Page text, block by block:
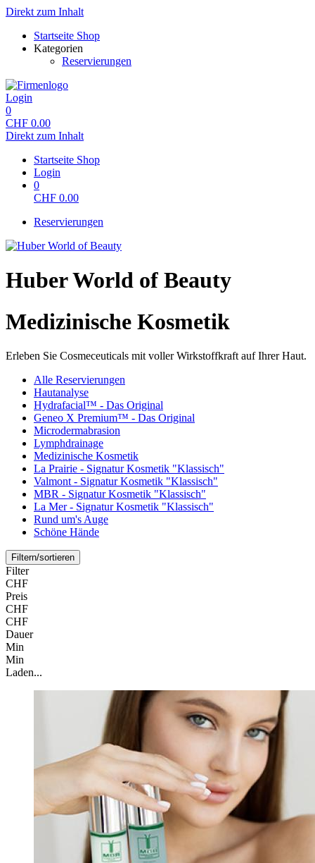
Direkt zum Inhalt
Startseite Shop
Kategorien
Reservierungen
Login
0
CHF 0.00
Direkt zum Inhalt
Startseite Shop
Login
0
CHF 0.00
Reservierungen
Huber World of Beauty
Medizinische Kosmetik
Erleben Sie Cosmeceuticals mit voller Wirkstoffkraft auf Ihrer Haut.
Alle Reservierungen
Hautanalyse
Hydrafacial™ - Das Original
Geneo X Premium™ - Das Original
Microdermabrasion
Lymphdrainage
Medizinische Kosmetik
La Prairie - Signatur Kosmetik "Klassisch"
Valmont - Signatur Kosmetik "Klassisch"
MBR - Signatur Kosmetik "Klassisch"
La Mer - Signatur Kosmetik "Klassisch"
Rund um's Auge
Schöne Hände
Filtern/sortieren
Filter
CHF
Preis
CHF
CHF
Dauer
Min
Min
Laden...